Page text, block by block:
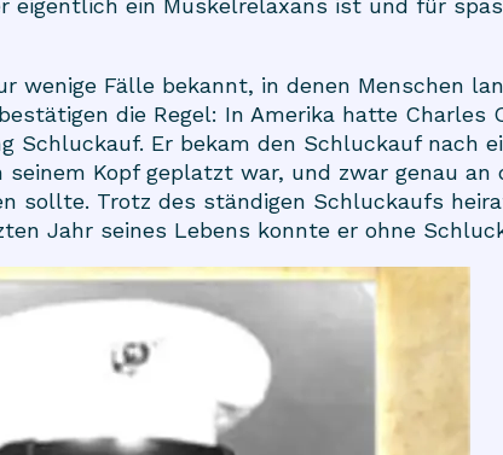
eigentlich ein Muskelrelaxans ist und für
wenige Fälle bekannt, in denen Menschen
die Regel: In Amerika hatte Charles
Schluckauf. Er bekam den Schluckauf nach
seinem Kopf geplatzt war, und zwar genau an
sollte. Trotz des ständigen Schluckaufs
Jahr seines Lebens konnte er ohne